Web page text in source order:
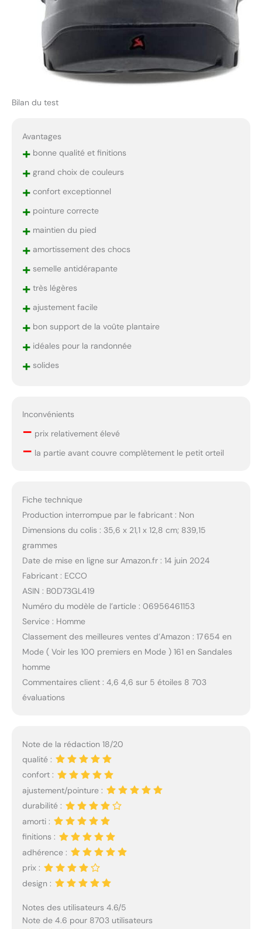
Bilan du test
Avantages
+bonne qualité et finitions
+grand choix de couleurs
+confort exceptionnel
+pointure correcte
+maintien du pied
+amortissement des chocs
+semelle antidérapante
+très légères
+ajustement facile
+bon support de la voûte plantaire
+idéales pour la randonnée
+solides
Inconvénients
– prix relativement élevé
– la partie avant couvre complètement le petit orteil
Fiche technique
Production interrompue par le fabricant : Non
Dimensions du colis : 35,6 x 21,1 x 12,8 cm; 839,15
grammes
Date de mise en ligne sur Amazon.fr : 14 juin 2024
Fabricant : ECCO
ASIN : B0D73GL419
Numéro du modèle de l’article : 06956461153
Service : Homme
Classement des meilleures ventes d’Amazon : 17 654 en
Mode ( Voir les 100 premiers en Mode ) 161 en Sandales
homme
Commentaires client : 4,6 4,6 sur 5 étoiles 8 703
évaluations
Note de la rédaction 18/20
qualité :
confort :
ajustement/pointure :
durabilité :
amorti :
finitions :
adhérence :
prix :
design :
Notes des utilisateurs 4.6/5
Note de 4.6 pour 8703 utilisateurs